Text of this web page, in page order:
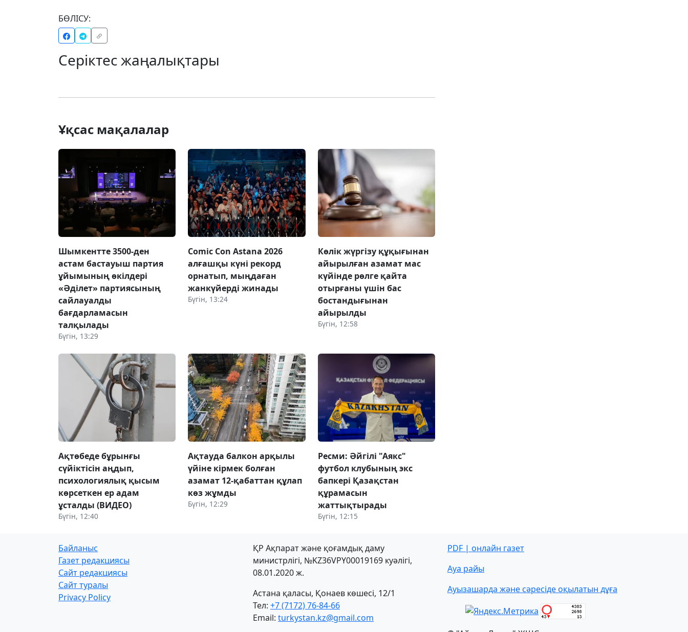
БӨЛІСУ:
Серіктес жаңалықтары
Ұқсас мақалалар
Шымкентте 3500-ден
астам бастауыш партия
ұйымының өкілдері
«Әділет» партиясының
сайлауалды
бағдарламасын
талқылады
Бүгін, 13:29
Comic Con Astana 2026
алғашқы күні рекорд
орнатып, мыңдаған
жанкүйерді жинады
Бүгін, 13:24
Көлік жүргізу құқығынан
айырылған азамат мас
күйінде рөлге қайта
отырғаны үшін бас
бостандығынан
айырылды
Бүгін, 12:58
Ақтөбеде бұрынғы
сүйіктісін аңдып,
психологиялық қысым
көрсеткен ер адам
ұсталды (ВИДЕО)
Бүгін, 12:40
Ақтауда балкон арқылы
үйіне кірмек болған
азамат 12-қабаттан құлап
көз жұмды
Бүгін, 12:29
Ресми: Әйгілі "Аякс"
футбол клубының экс
бапкері Қазақстан
құрамасын
жаттықтырады
Бүгін, 12:15
Байланыс
Газет редакциясы
Сайт редакциясы
Сайт туралы
Privacy Policy
ҚР Ақпарат және қоғамдық даму
министрлігі, №KZ36VPY00019169 куәлігі,
08.01.2020 ж.
Астана қаласы, Қонаев көшесі, 12/1
Тел: +7 (7172) 76-84-66
Email: turkystan.kz@gmail.com
PDF | онлайн газет
Ауа райы
Ауызашарда және сәресіде оқылатын дұға